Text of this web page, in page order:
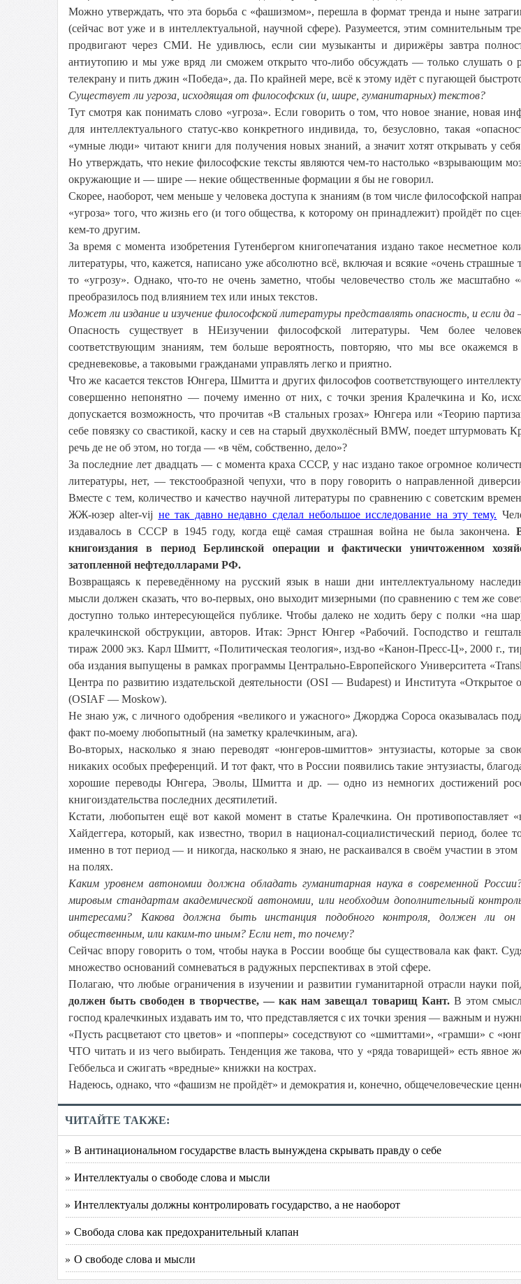
Можно утверждать, что эта борьба с «фашизмом», перешла в формат тренда и ныне
(сейчас вот уже и в интеллектуальной, научной сфере). Разумеется, этим сомнительным
продвигают через СМИ. Не удивлюсь, если сии музыканты и дирижёры завтра
антиутопию и мы уже вряд ли сможем открыто что-либо обсуждать — только слушать о
телекрану и пить джин «Победа», да. По крайней мере, всё к этому идёт с пугающей
Существует ли угроза, исходящая от философских (и, шире, гуманитарных) текстов?
Тут смотря как понимать слово «угроза». Если говорить о том, что новое знание, новая
для интеллектуального статус-кво конкретного индивида, то, безусловно, такая
«умные люди» читают книги для получения новых знаний, а значит хотят открывать у
Но утверждать, что некие философские тексты являются чем-то настолько «взрывающим
окружающие и — шире — некие общественные формации я бы не говорил.
Скорее, наоборот, чем меньше у человека доступа к знаниям (в том числе философской
«угроза» того, что жизнь его (и того общества, к которому он принадлежит) пройдёт по
кем-то другим.
За время с момента изобретения Гутенбергом книгопечатания издано такое несметное
литературы, что, кажется, написано уже абсолютно всё, включая и всякие «очень страшные
то «угрозу». Однако, что-то не очень заметно, чтобы человечество столь же масштабно
преобразилось под влиянием тех или иных текстов.
Может ли издание и изучение философской литературы представлять опасность, и если да
Опасность существует в НЕизучении философской литературы. Чем более
соответствующим знаниям, тем больше вероятность, повторяю, что мы все окажемся в
средневековье, а таковыми гражданами управлять легко и приятно.
Что же касается текстов Юнгера, Шмитта и других философов соответствующего
совершенно непонятно — почему именно от них, с точки зрения Кралечкина и Ко,
допускается возможность, что прочитав «В стальных грозах» Юнгера или «Теорию
себе повязку со свастикой, каску и сев на старый двухколёсный BMW, поедет штурмовать
речь де не об этом, но тогда — «в чём, собственно, дело»?
За последние лет двадцать — с момента краха СССР, у нас издано такое огромное
литературы, нет, — текстообразной чепухи, что в пору говорить о направленной
Вместе с тем, количество и качество научной литературы по сравнению с советским
ЖЖ-юзер alter-vij не так давно недавно сделал небольшое исследование на эту тему.
издавалось в СССР в 1945 году, когда ещё самая страшная война не была закончена.
книгоиздания в период Берлинской операции и фактически уничтоженном
затопленной нефтедолларами РФ.
Возвращаясь к переведённому на русский язык в наши дни интеллектуальному
мысли должен сказать, что во-первых, оно выходит мизерными (по сравнению с тем же
доступно только интересующейся публике. Чтобы далеко не ходить беру с полки «на
кралечкинской обструкции, авторов. Итак: Эрнст Юнгер «Рабочий. Господство и
тираж 2000 экз. Карл Шмитт, «Политическая теология», изд-во «Канон-Пресс-Ц», 2000 г.,
оба издания выпущены в рамках программы Центрально-Европейского Университета
Центра по развитию издательской деятельности (OSI — Budapest) и Института «Открытое
(OSIAF — Moskow).
Не знаю уж, с личного одобрения «великого и ужасного» Джорджа Сороса оказывалась
факт по-моему любопытный (на заметку кралечкиным, ага).
Во-вторых, насколько я знаю переводят «юнгеров-шмиттов» энтузиасты, которые за
никаких особых преференций. И тот факт, что в России появились такие энтузиасты,
хорошие переводы Юнгера, Эволы, Шмитта и др. — одно из немногих достижений
книгоиздательства последних десятилетий.
Кстати, любопытен ещё вот какой момент в статье Кралечкина. Он противопоставляет
Хайдеггера, который, как известно, творил в национал-социалистический период, более
именно в тот период — и никогда, насколько я знаю, не раскаивался в своём участии в этом
на полях.
Каким уровнем автономии должна обладать гуманитарная наука в современной
мировым стандартам академической автономии, или необходим дополнительный
интересами? Какова должна быть инстанция подобного контроля, должен ли
общественным, или каким-то иным? Если нет, то почему?
Сейчас впору говорить о том, чтобы наука в России вообще бы существовала как факт.
множество оснований сомневаться в радужных перспективах в этой сфере.
Полагаю, что любые ограничения в изучении и развитии гуманитарной отрасли науки
должен быть свободен в творчестве, — как нам завещал товарищ Кант.В этом
господ кралечкиных издавать им то, что представляется с их точки зрения — важным и
«Пусть расцветают сто цветов» и «попперы» соседствуют со «шмиттами», «грамши» с
ЧТО читать и из чего выбирать. Тенденция же такова, что у «ряда товарищей» есть явное
Геббельса и сжигать «вредные» книжки на кострах.
Надеюсь, однако, что «фашизм не пройдёт» и демократия и, конечно, общечеловеческие
ЧИТАЙТЕ ТАКЖЕ:
» В антинациональном государстве власть вынуждена скрывать правду о себе
» Интеллектуалы о свободе слова и мысли
» Интеллектуалы должны контролировать государство, а не наоборот
» Свобода слова как предохранительный клапан
» О свободе слова и мысли